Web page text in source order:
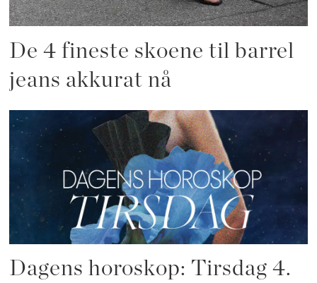
De 4 fineste skoene til barrel
jeans akkurat nå
Dagens horoskop: Tirsdag 4.